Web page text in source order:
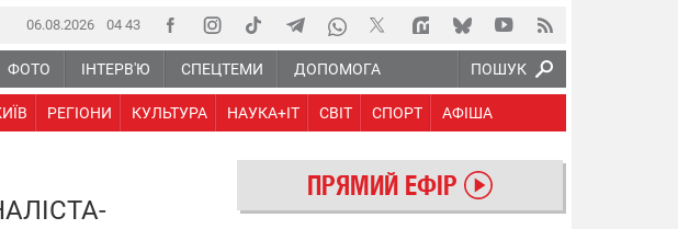
ПОШУК
06.08.2026 04 43
ФОТО ІНТЕРВ'Ю СПЕЦТЕМИ ДОПОМОГА
РЕГІОНИ КУЛЬТУРА НАУКА+IT СВІТ СПОРТ АФІША
ПРЯМИЙ ЕФІР